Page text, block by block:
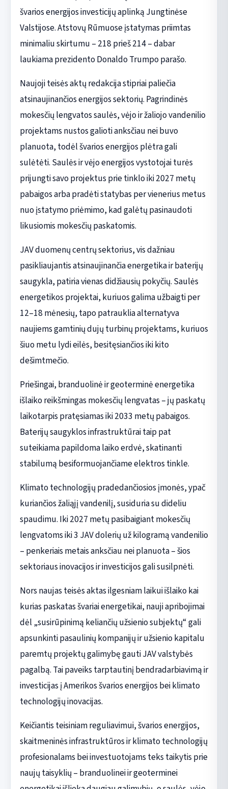
švarios energijos investicijų aplinką Jungtinėse
Valstijose. Atstovų Rūmuose įstatymas priimtas
minimaliu skirtumu – 218 prieš 214 – dabar
laukiama prezidento Donaldo Trumpo parašo.
Naujoji teisės aktų redakcija stipriai paliečia
atsinaujinančios energijos sektorių. Pagrindinės
mokesčių lengvatos saulės, vėjo ir žaliojo vandenilio
projektams nustos galioti anksčiau nei buvo
planuota, todėl švarios energijos plėtra gali
sulėtėti. Saulės ir vėjo energijos vystotojai turės
prijungti savo projektus prie tinklo iki 2027 metų
pabaigos arba pradėti statybas per vienerius metus
nuo įstatymo priėmimo, kad galėtų pasinaudoti
likusiomis mokesčių paskatomis.
JAV duomenų centrų sektorius, vis dažniau
pasikliaujantis atsinaujinančia energetika ir baterijų
saugykla, patiria vienas didžiausių pokyčių. Saulės
energetikos projektai, kuriuos galima užbaigti per
12–18 mėnesių, tapo patrauklia alternatyva
naujiems gamtinių dujų turbinų projektams, kuriuos
šiuo metu lydi eilės, besitęsiančios iki kito
dešimtmečio.
Priešingai, branduolinė ir geoterminė energetika
išlaiko reikšmingas mokesčių lengvatas – jų paskatų
laikotarpis pratęsiamas iki 2033 metų pabaigos.
Baterijų saugyklos infrastruktūrai taip pat
suteikiama papildoma laiko erdvė, skatinanti
stabilumą besiformuojančiame elektros tinkle.
Klimato technologijų pradedančiosios įmonės, ypač
kuriančios žaliąjį vandenilį, susiduria su dideliu
spaudimu. Iki 2027 metų pasibaigiant mokesčių
lengvatoms iki 3 JAV dolerių už kilogramą vandenilio
– penkeriais metais anksčiau nei planuota – šios
sektoriaus inovacijos ir investicijos gali susilpnėti.
Nors naujas teisės aktas ilgesniam laikui išlaiko kai
kurias paskatas švariai energetikai, nauji apribojimai
dėl „susirūpinimą keliančių užsienio subjektų“ gali
apsunkinti pasaulinių kompanijų ir užsienio kapitalu
paremtų projektų galimybę gauti JAV valstybės
pagalbą. Tai paveiks tarptautinį bendradarbiavimą ir
investicijas į Amerikos švarios energijos bei klimato
technologijų inovacijas.
Keičiantis teisiniam reguliavimui, švarios energijos,
skaitmeninės infrastruktūros ir klimato technologijų
profesionalams bei investuotojams teks taikytis prie
naujų taisyklių – branduolinei ir geoterminei